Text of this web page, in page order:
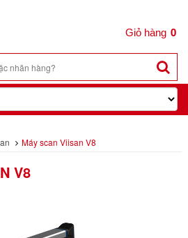
0
Máy scan Viisan V8
V8